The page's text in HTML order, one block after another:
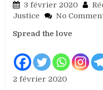
3 février 2020
Justice
No
Spread the love
2 février 2020